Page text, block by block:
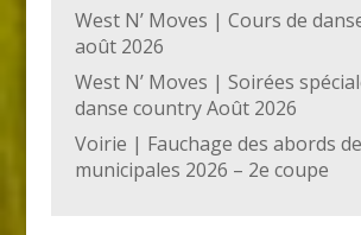
West N’ Moves | Cours de
août 2026
West N’ Moves | Soirées
danse country Août 2026
Voirie | Fauchage des abords
municipales 2026 – 2e coupe